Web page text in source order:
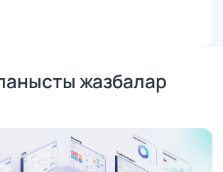
және өсу күйзеліс емес, тұрақты
жазбалар